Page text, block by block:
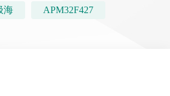
海 APM32F427